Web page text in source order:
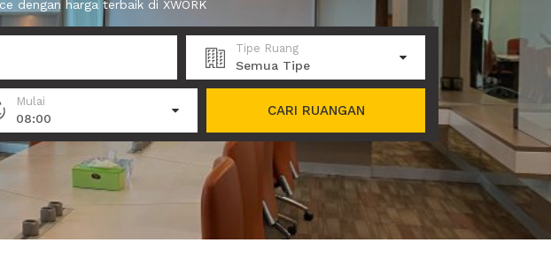
dengan harga terbaik di XWORK
Tipe Ruang
Semua Tipe
Mulai
08:00
CARI RUANGAN